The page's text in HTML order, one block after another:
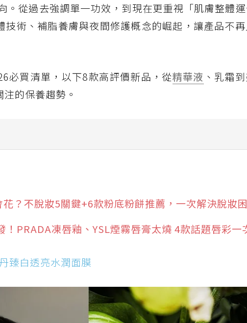
。從過去強調單一功效，到現在更重視「肌膚整體
技術、補脂養膚與夜間修護概念的崛起，讓產品不
必買清單，以下8款高評價新品，從精華液 、乳霜
的保養趨勢。
油
？不脫妝5關鍵+6款粉底粉餅推薦，一次解決脫妝
！PRADA凍唇釉、YSL煙霧唇膏太燒 4款話題唇彩一
臻白透亮水潤面膜